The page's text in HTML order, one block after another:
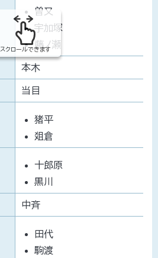
曽又
宇加塚
藤ノ瀬
本木
当目
猪平
爼倉
十郎原
黒川
中斉
田代
駒渡
スクロールできます